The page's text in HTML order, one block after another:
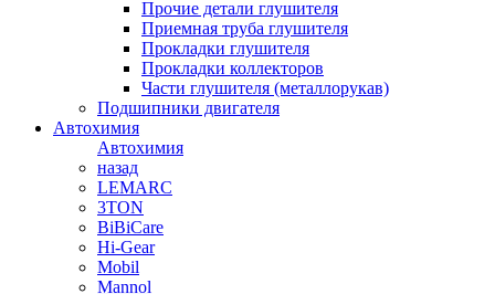
Прочие детали глушителя
Приемная труба глушителя
Прокладки глушителя
Прокладки коллекторов
Части глушителя (металлорукав)
Подшипники двигателя
Автохимия
Автохимия
назад
LEMARC
3TON
BiBiCare
Hi-Gear
Mobil
Mannol